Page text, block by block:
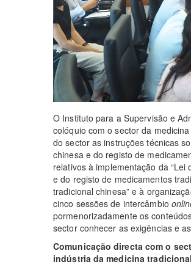
O Instituto para a Supervisão e
colóquio com o sector da
do sector as instruções técnicas
chinesa e do registo de
relativos à implementação da
e do registo de medicamentos
tradicional chinesa” e à
cinco sessões de intercâmbio
pormenorizadamente os
sector conhecer as exigências e as
Comunicação directa com o
indústria da medicina